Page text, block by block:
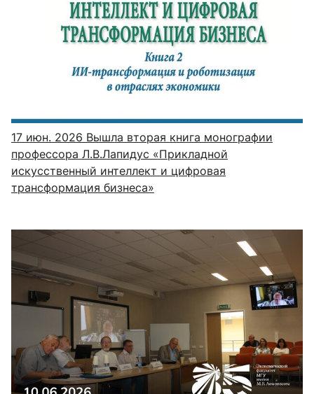
17 июн. 2026 Вышла вторая книга монографии
профессора Л.В.Лапидус «Прикладной
искусственный интеллект и цифровая
трансформация бизнеса»